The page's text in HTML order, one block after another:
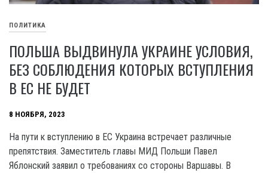
ПОЛИТИКА
ПОЛЬША ВЫДВИНУЛА УКРАИНЕ УСЛОВИЯ,
БЕЗ СОБЛЮДЕНИЯ КОТОРЫХ ВСТУПЛЕНИЯ
В ЕС НЕ БУДЕТ
8 НОЯБРЯ, 2023
На пути к вступлению в EC Украина встречает различные
препятствия. Заместитель главы МИД Польши Павел
Яблонский заявил о требованиях со стороны Варшавы. В